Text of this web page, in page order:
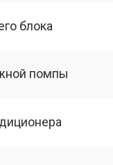
блока
помпы